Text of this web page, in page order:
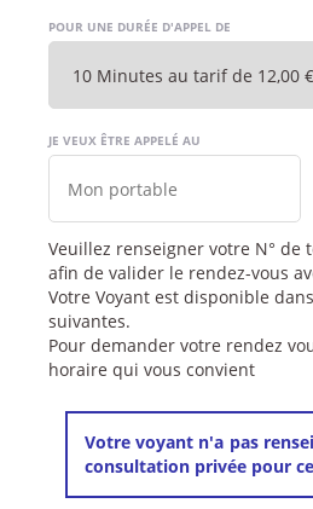
POUR UNE DURÉE D'APPEL DE
JE VEUX ÊTRE APPELÉ AU
Veuillez renseigner votre N° de
afin de valider le rendez-vous
Votre Voyant est disponible
suivantes.
Pour demander votre rendez
horaire qui vous convient
Votre voyant n'a pas
consultation privée pour